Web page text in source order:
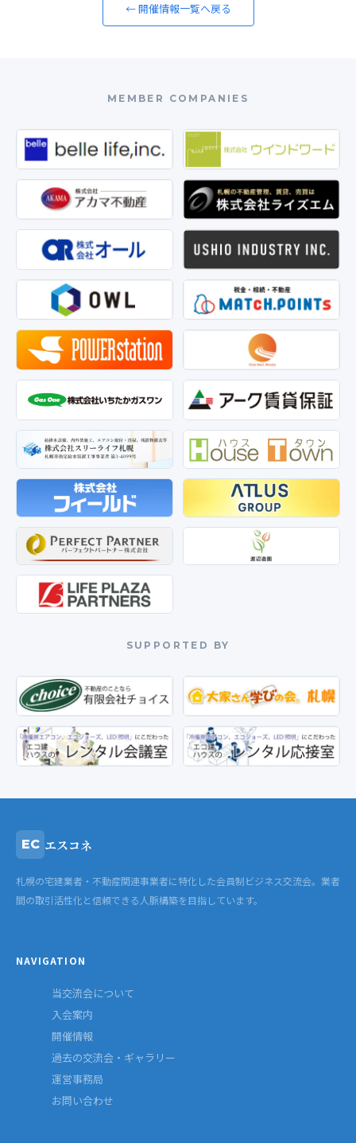
← 開催情報一覧へ戻る
MEMBER COMPANIES
SUPPORTED BY
EC エスコネ
札幌の宅建業者・不動産関連事業者に特化した会員制ビジネス交流会。業者
間の取引活性化と信頼できる人脈構築を目指しています。
NAVIGATION
当交流会について
入会案内
開催情報
過去の交流会・ギャラリー
運営事務局
お問い合わせ